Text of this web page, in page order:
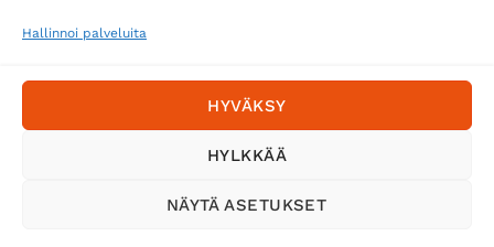
Hallinnoi palveluita
HYVÄKSY
HYLKKÄÄ
NÄYTÄ ASETUKSET